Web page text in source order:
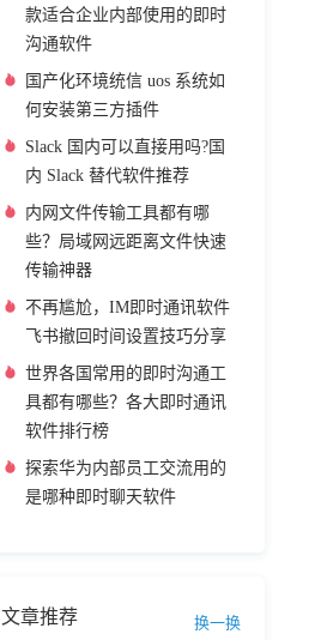
款适合企业内部使用的即时
沟通软件
国产化环境统信 uos 系统如
何安装第三方插件
Slack 国内可以直接用吗?国
内 Slack 替代软件推荐
内网文件传输工具都有哪
些？局域网远距离文件快速
传输神器
不再尴尬，IM即时通讯软件
飞书撤回时间设置技巧分享
世界各国常用的即时沟通工
具都有哪些？各大即时通讯
软件排行榜
探索华为内部员工交流用的
是哪种即时聊天软件
文章推荐 换一换